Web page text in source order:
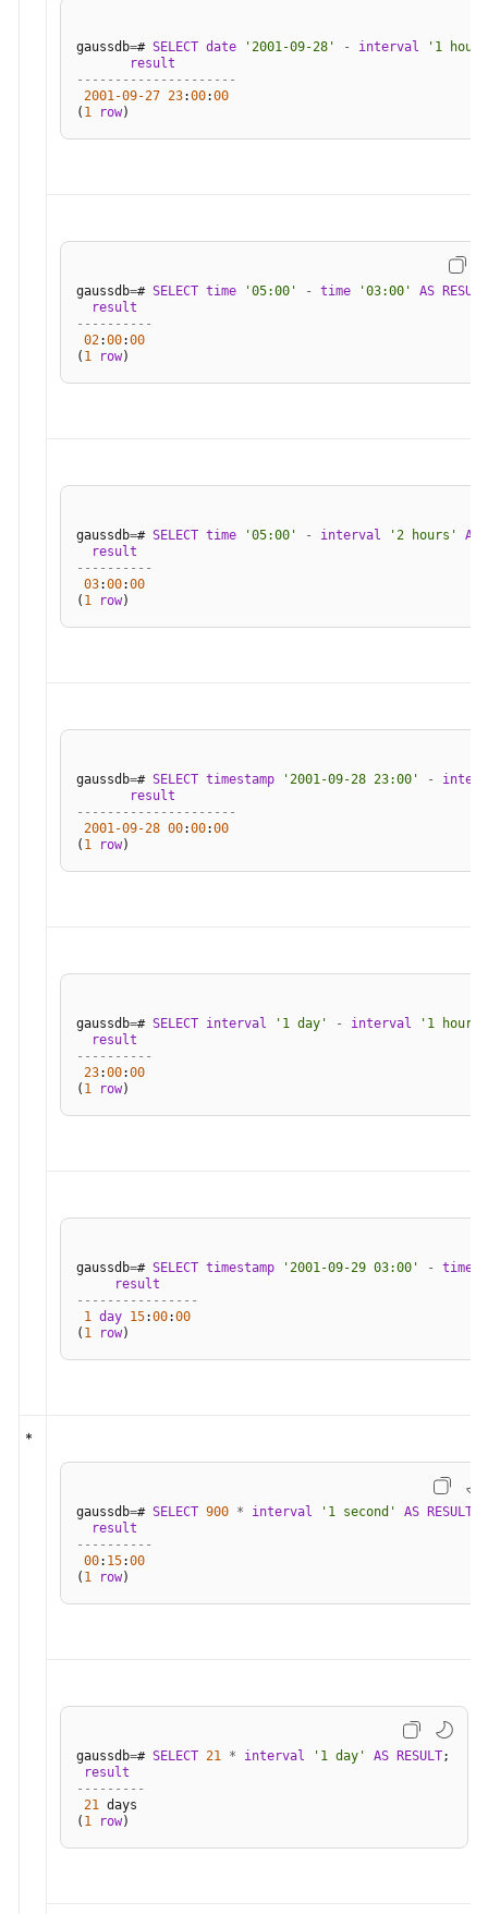
作
符
操
作
符
函
数
和
数
和
操
匹
操
符
函
和
操
作
符
日
处
理
函
数
和
型
转
换
函
数
gaussdb=# SELECT date '2001-09-28' - interval
'1 hour'
result
---------------------
2001-09-27 23:00:00
( 1 row
gaussdb=# SELECT time '05:00' - time '03:00' AS
RESULT
result
----------
02:00:00
( 1 row
gaussdb=# SELECT time '05:00' - interval '2 hours'
AS
result
----------
03:00:00
( 1 row
gaussdb=# SELECT timestamp '2001-09-28 23:00' -
result
---------------------
2001-09-28 00:00:00
( 1 row
gaussdb=# SELECT interval '1 day' - interval
'1 hour'
result
----------
23:00:00
( 1 row
gaussdb=# SELECT timestamp '2001-09-29 03:00' -
result
----------------
1 day 15:00:00
( 1 row
*
gaussdb=# SELECT 900 * interval '1 second' AS RESULT
result
----------
00: 15:00
( 1 row
gaussdb=# SELECT 21 * interval '1 day' AS RESULT;
result
---------
21 days
( 1 row